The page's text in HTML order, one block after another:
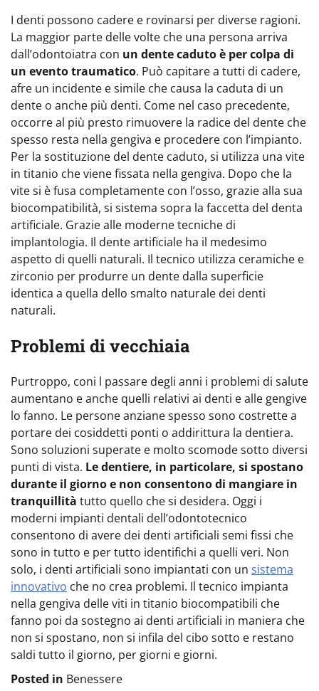
I denti possono cadere e rovinarsi per diverse ragioni.
La maggior parte delle volte che una persona arriva
dall’odontoiatra con un dente caduto è per colpa di
un evento traumatico. Può capitare a tutti di cadere,
afre un incidente e simile che causa la caduta di un
dente o anche più denti. Come nel caso precedente,
occorre al più presto rimuovere la radice del dente che
spesso resta nella gengiva e procedere con l’impianto.
Per la sostituzione del dente caduto, si utilizza una vite
in titanio che viene fissata nella gengiva. Dopo che la
vite si è fusa completamente con l’osso, grazie alla sua
biocompatibilità, si sistema sopra la faccetta del denta
artificiale. Grazie alle moderne tecniche di
implantologia. Il dente artificiale ha il medesimo
aspetto di quelli naturali. Il tecnico utilizza ceramiche e
zirconio per produrre un dente dalla superficie
identica a quella dello smalto naturale dei denti
naturali.
Problemi di vecchiaia
Purtroppo, coni l passare degli anni i problemi di salute
aumentano e anche quelli relativi ai denti e alle gengive
lo fanno. Le persone anziane spesso sono costrette a
portare dei cosiddetti ponti o addirittura la dentiera.
Sono soluzioni superate e molto scomode sotto diversi
punti di vista. Le dentiere, in particolare, si spostano
durante il giorno e non consentono di mangiare in
tranquillità tutto quello che si desidera. Oggi i
moderni impianti dentali dell’odontotecnico
consentono di avere dei denti artificiali semi fissi che
sono in tutto e per tutto identifichi a quelli veri. Non
solo, i denti artificiali sono impiantati con un sistema
innovativo che no crea problemi. Il tecnico impianta
nella gengiva delle viti in titanio biocompatibili che
fanno poi da sostegno ai denti artificiali in maniera che
non si spostano, non si infila del cibo sotto e restano
saldi tutto il giorno, per giorni e giorni.
Posted in Benessere